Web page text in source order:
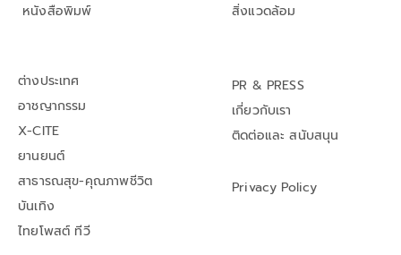
หนังสือพิมพ์
สิ่งแวดล้อม
ต่างประเทศ
อาชญากรรม
X-CITE
ยานยนต์
สาธารณสุข-คุณภาพชีวิต
บันเทิง
ไทยโพสต์ ทีวี
PR & PRESS
เกี่ยวกับเรา
ติดต่อและ สนับสนุน
Privacy Policy